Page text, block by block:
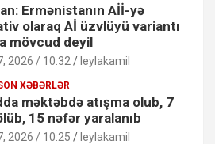
Ermənistanın Aİİ-yə
olaraq Aİ üzvlüyü variantı
mövcud deyil
2026 / 10:32 leylakamil
XƏBƏRLƏR
məktəbdə atışma olub, 7
15 nəfər yaralanıb
2026 / 10:25 leylakamil